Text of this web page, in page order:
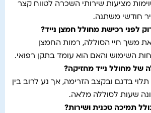
מציעות שירותי השכרה לטווח קצר
חודשי משתנה.
לפני רכישת מחולל חמצן נייד?
משך חיי הסוללה, רמות החמצן
השימוש והאם הוא עומד בתקן רפואי.
של מחולל נייד מחזיקה?
בדגם ובקצב הזרימה, אך נע לרוב בין
שעות לסוללה מלאה.
תמיכה טכנית ושירות?